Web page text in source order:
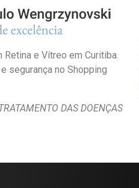
e Vítreo em Curitiba.
segurança no Shopping
DAS DOENÇAS